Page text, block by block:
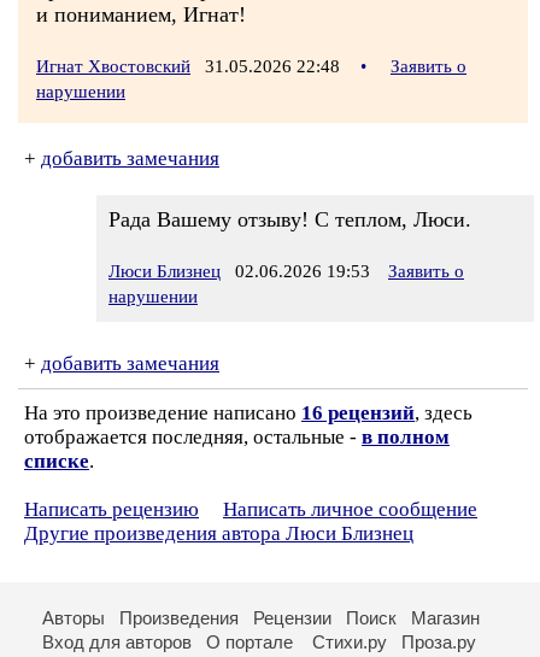
и пониманием, Игнат!
Игнат Хвостовский 31.05.2026 22:48 •
Заявить о
нарушении
+ добавить замечания
Рада Вашему отзыву! С теплом, Люси.
Люси Близнец 02.06.2026 19:53
Заявить о
нарушении
+ добавить замечания
На это произведение написано 16 рецензий, здесь
отображается последняя, остальные - в полном
списке.
Написать рецензию
Написать личное сообщение
Другие произведения автора Люси Близнец
Авторы Произведения Рецензии Поиск
Магазин
Вход для авторов
О портале Стихи.ру Проза.ру